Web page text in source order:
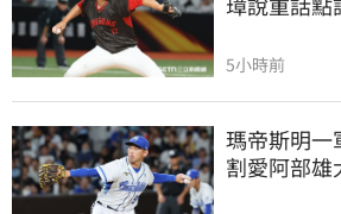
5小時前
瑪帝斯明一
割愛阿部雄